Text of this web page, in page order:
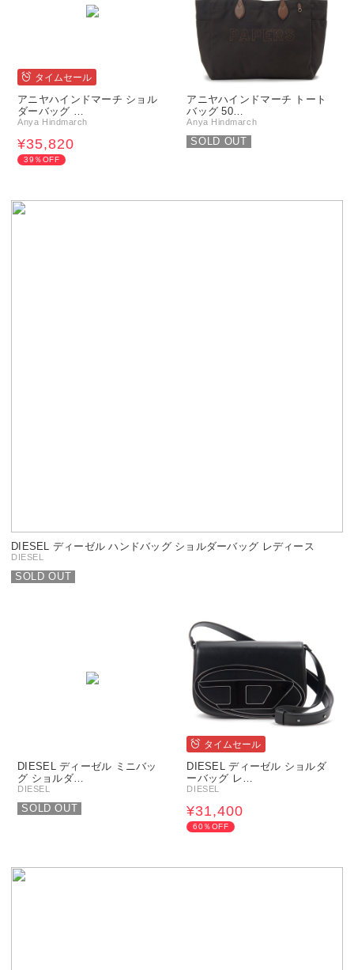
タイムセール
アニヤハインドマーチ ショル
ダーバッグ …
Anya Hindmarch
¥35,820
39％OFF
アニヤハインドマーチ トート
バッグ 50…
Anya Hindmarch
SOLD OUT
DIESEL ディーゼル ハンドバッグ ショルダーバッグ レディース
DIESEL
SOLD OUT
DIESEL ディーゼル ミニバッ
グ ショルダ…
DIESEL
SOLD OUT
タイムセール
DIESEL ディーゼル ショルダ
ーバッグ レ…
DIESEL
¥31,400
60％OFF